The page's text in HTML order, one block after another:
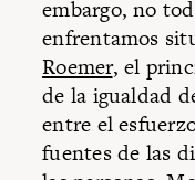
embargo, no
enfrentamos
Roemer, el
de la igualdad
entre el
fuentes de las